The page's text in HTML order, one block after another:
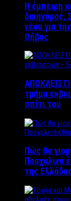
Η έμπειρη
νέου για
Θήβας
τμήμα
σπίτι του
Πώς θα
Πασχαλινά
της